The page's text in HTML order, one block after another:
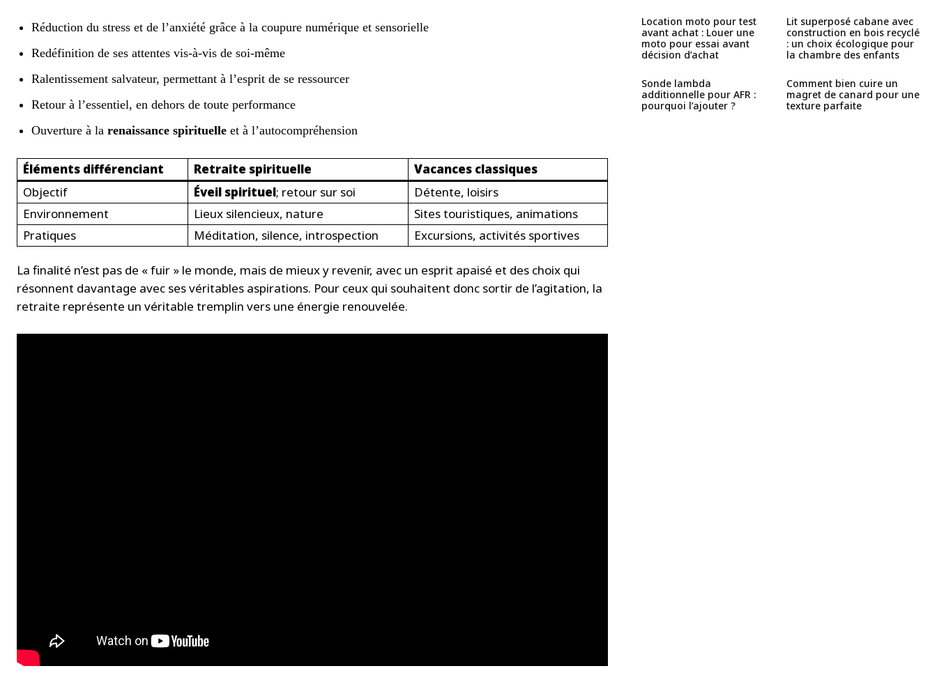
Réduction du stress et de l’anxiété grâce à la coupure numérique et sensorielle
Redéfinition de ses attentes vis-à-vis de soi-même
Ralentissement salvateur, permettant à l’esprit de se ressourcer
Retour à l’essentiel, en dehors de toute performance
Ouverture à la renaissance spirituelle et à l’autocompréhension
Éléments différenciant Retraite spirituelle
Vacances classiques
Objectif
Éveil spirituel; retour sur soi
Détente, loisirs
Environnement
Lieux silencieux, nature
Sites touristiques, animations
Pratiques
Méditation, silence, introspection Excursions, activités sportives
La finalité n’est pas de « fuir » le monde, mais de mieux y revenir, avec un esprit apaisé et des choix qui
résonnent davantage avec ses véritables aspirations. Pour ceux qui souhaitent donc sortir de l’agitation, la
retraite représente un véritable tremplin vers une énergie renouvelée.
Location moto pour test
avant achat : Louer une
moto pour essai avant
décision d’achat
Lit superposé cabane avec
construction en bois recyclé
: un choix écologique pour
la chambre des enfants
Sonde lambda
additionnelle pour AFR :
pourquoi l’ajouter ?
Comment bien cuire un
magret de canard pour une
texture parfaite